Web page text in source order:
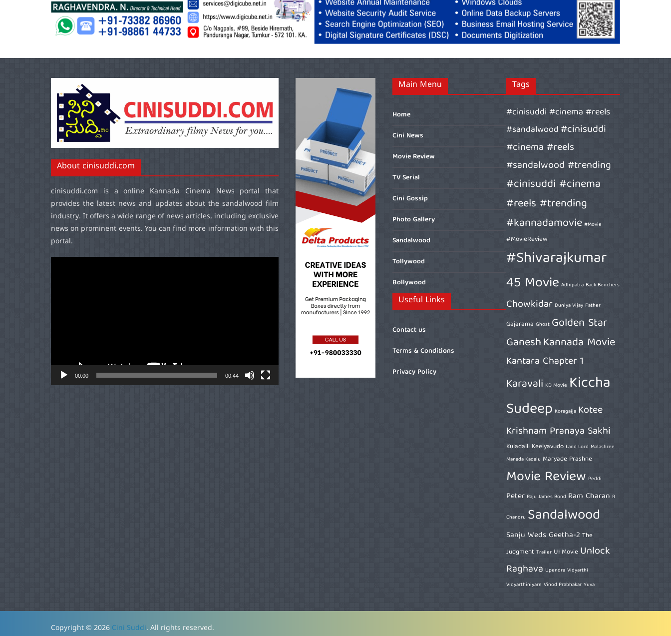
About cinisuddi.com
cinisuddi.com is a online Kannada Cinema News portal that
provides the latest news and updates about the sandalwood film
industry. It offers a wide range of news articles, including exclusive
news on prominent events. You can find more information with this
portal.
00:00 00:44
Main Menu
Home
Cini News
Movie Review
TV Serial
Cini Gossip
Photo Gallery
Sandalwood
Tollywood
Bollywood
Useful Links
Contact us
Terms & Conditions
Privacy Policy
Tags
#cinisuddi #cinema #reels
#sandalwood#cinisuddi
#cinema #reels
#sandalwood #trending
#cinisuddi #cinema
#reels #trending
#kannadamovie #Movie
#MovieReview
#Shivarajkumar
45 Movie Adhipatra Back Benchers
Chowkidar Duniya Vijay Father
Gajarama Ghost Golden Star
GaneshKannada Movie
Kantara Chapter 1
Karavali KD Movie Kiccha
Sudeep Koragajja Kotee
Krishnam Pranaya Sakhi
Kuladalli Keelyavudo Land Lord Malashree
Manada Kadalu Maryade Prashne
Movie Review Peddi
Peter Raju James Bond Ram Charan R
Chandru Sandalwood
Sanju Weds Geetha-2 The
Judgment Trailer UI Movie Unlock
Raghava Upendra Vidyarthi
Vidyarthiniyare Vinod Prabhakar Yuva
Copyright © 2026 Cini Suddi. All rights reserved.